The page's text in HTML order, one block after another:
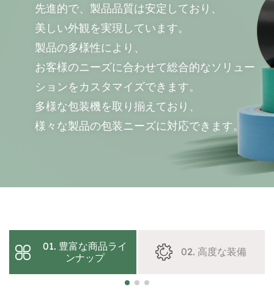
先進的で、製品品質は安定しており、
美しい外観を実現しています。
製品の多様性により、
お客様のニーズに合わせて総合的なソリュー
ションをカスタマイズできます。
多様な包装機を取り揃えており、
様々な製品の包装ニーズに対応できます。
01. 豊富な商品ライ
ンナップ
02. 高度な装備